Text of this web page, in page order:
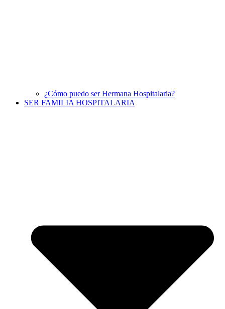
¿Cómo puedo ser Hermana Hospitalaria?
SER FAMILIA HOSPITALARIA